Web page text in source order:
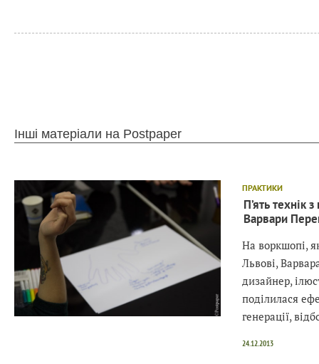
Інші матеріали на Postpaper
ПРАКТИКИ
П’ять технік
Варвари
На воркшопі,
Львові,
дизайнер,
поділилася
генерації,
24.12.2013